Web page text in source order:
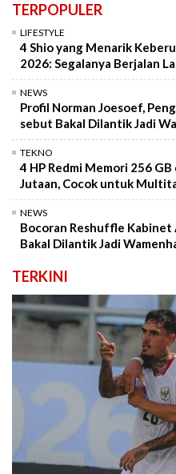
TERPOPULER
LIFESTYLE
4 Shio yang Menarik
2026: Segalanya Berjalan
NEWS
Profil Norman Joesoef,
sebut Bakal Dilantik Jadi
TEKNO
4 HP Redmi Memori 256
Jutaan, Cocok untuk
NEWS
Bocoran Reshuffle Kabinet
Bakal Dilantik Jadi
TERKINI